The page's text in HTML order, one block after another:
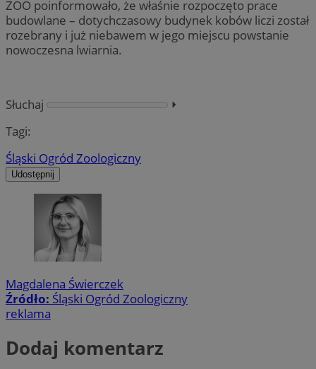
ZOO poinformowało, że właśnie rozpoczęto prace
budowlane – dotychczasowy budynek kobów liczi został
rozebrany i już niebawem w jego miejscu powstanie
nowoczesna lwiarnia.
Słuchaj
⏵︎
Tagi:
Śląski Ogród Zoologiczny
Udostępnij
Magdalena Świerczek
Źródło: Śląski Ogród Zoologiczny
reklama
Dodaj komentarz